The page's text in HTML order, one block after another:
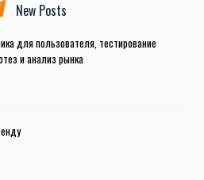
New Posts
для пользователя, тестирование
и анализ рынка